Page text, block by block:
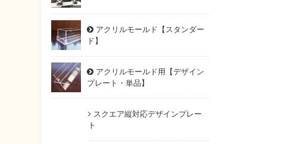
アクリルモールド【スタンダー
ド】
アクリルモールド用【デザイン
プレート・単品】
スクエア縦対応デザインプレー
ト